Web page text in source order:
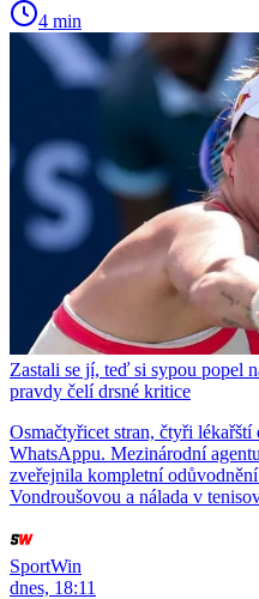
4 min
Zastali se jí, teď si sypou popel
pravdy čelí drsné kritice
Osmačtyřicet stran, čtyři lékařští
WhatsAppu. Mezinárodní
zveřejnila kompletní
Vondroušovou a nálada v
SportWin
dnes, 18:11